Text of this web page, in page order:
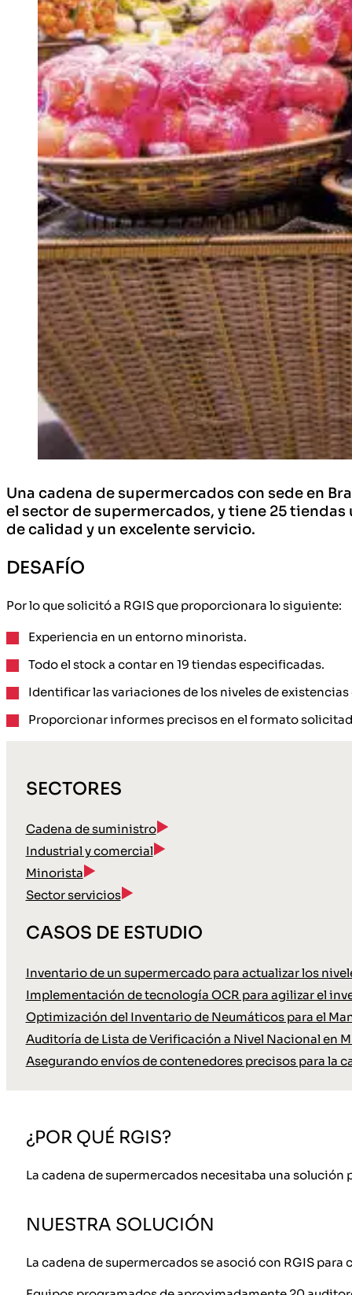
Una cadena de supermercados con sede en
el sector de supermercados, y tiene 25
de calidad y un excelente servicio.
DESAFÍO
Por lo que solicitó a RGIS que proporcionara lo siguiente:
Experiencia en un entorno minorista.
Todo el stock a contar en 19 tiendas especificadas.
Identificar las variaciones de los niveles de existencias
Proporcionar informes precisos en el formato
SECTORES
Cadena de suministro
Industrial y comercial
Minorista
Sector servicios
CASOS DE ESTUDIO
Inventario de un supermercado para actualizar los
Implementación de tecnología OCR para agilizar el
Optimización del Inventario de Neumáticos para el
Auditoría de Lista de Verificación a Nivel Nacional en
Asegurando envíos de contenedores precisos para la
¿POR QUÉ RGIS?
La cadena de supermercados necesitaba una
NUESTRA SOLUCIÓN
La cadena de supermercados se asoció con RGIS